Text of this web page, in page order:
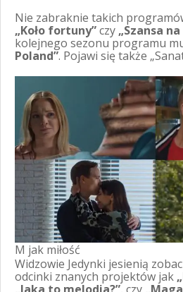
Nie zabraknie takich
„Koło fortuny”czy „Szansa
kolejnego sezonu programu
Poland”. Pojawi się także
M jak miłość
Widzowie Jedynki jesienią
odcinki znanych projektów jak